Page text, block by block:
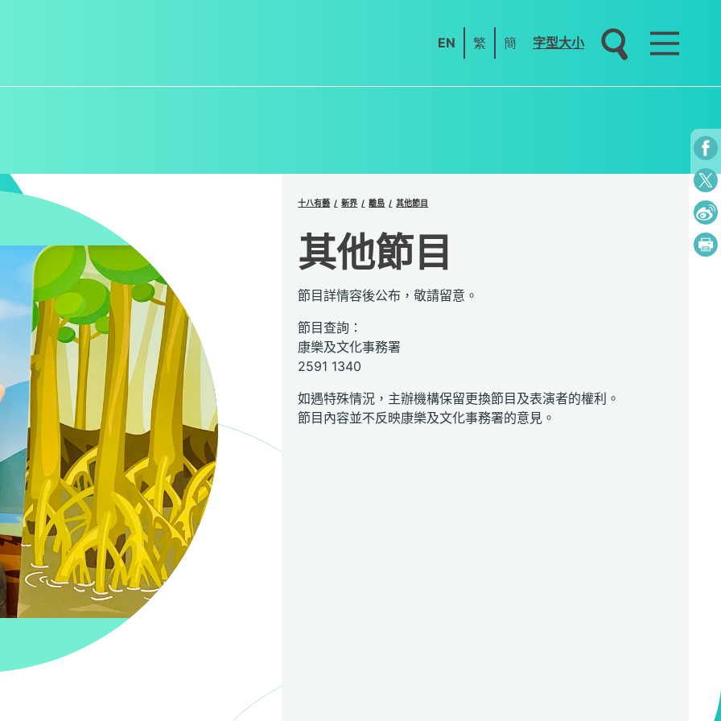
EN 繁 簡 字型大小
十八有藝 新界 離島 其他節目
其他節目
節目詳情容後公布，敬請留意。
節目查詢：
康樂及文化事務署
2591 1340
如遇特殊情況，主辦機構保留更換節目及表演者的權利。
節目內容並不反映康樂及文化事務署的意見。